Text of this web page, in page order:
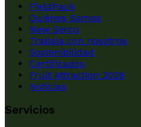
FieldPack
Quiénes Somos
New Serco
Trabaja con nosotros
Sostenibilidad
Certificados
Fruit Attraction 2026
Noticias
Servicios